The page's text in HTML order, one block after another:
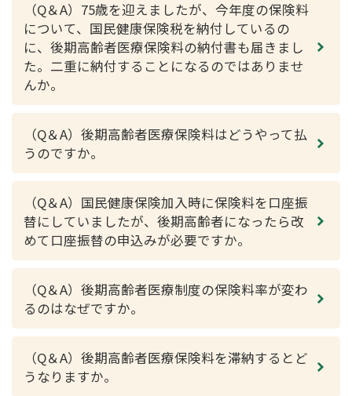
（Q＆A）75歳を迎えましたが、今年度の保険料
について、国民健康保険税を納付しているの
に、後期高齢者医療保険料の納付書も届きまし
た。二重に納付することになるのではありませ
んか。
（Q＆A）後期高齢者医療保険料はどうやって払
うのですか。
（Q＆A）国民健康保険加入時に保険料を口座振
替にしていましたが、後期高齢者になったら改
めて口座振替の申込みが必要ですか。
（Q＆A）後期高齢者医療制度の保険料率が変わ
るのはなぜですか。
（Q＆A）後期高齢者医療保険料を滞納するとど
うなりますか。